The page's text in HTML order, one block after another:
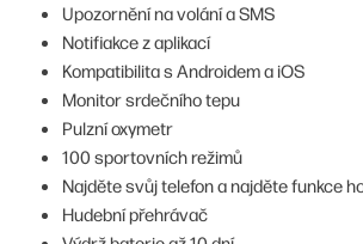
Upozornění na volání a SMS
Notifiakce z aplikací
Kompatibilita s Androidem a iOS
Monitor srdečního tepu
Pulzní oxymetr
100 sportovních režimů
Najděte svůj telefon a najděte funkce
Hudební přehrávač